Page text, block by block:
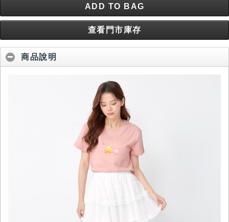
ADD TO BAG
查看門市庫存
商品說明